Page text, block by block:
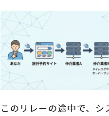
このリレーの途中で、